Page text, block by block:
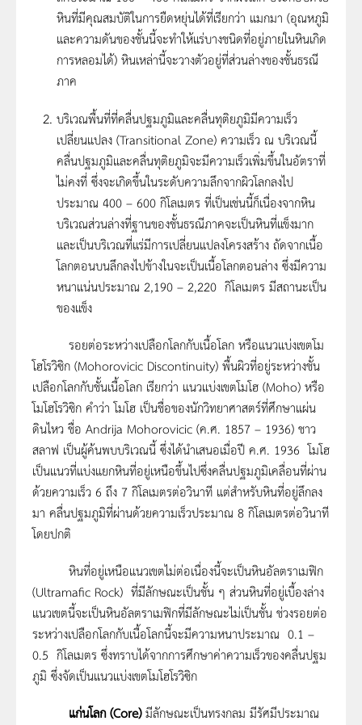
หินที่มีคุณสมบัติในการยืดหยุ่นได้ที่เรียกว่า แมกมา (อุณหภูมิ
และความดันของชั้นนี้จะทำให้แร่บางชนิดที่อยู่ภายในหินเกิด
การหลอมได้) หินเหล่านี้จะวางตัวอยู่ที่ส่วนล่างของชั้นธรณี
ภาค
บริเวณพื้นที่ที่คลื่นปฐมภูมิและคลื่นทุติยภูมิมีความเร็ว
เปลี่ยนแปลง (Transitional Zone) ความเร็ว ณ บริเวณนี้
คลื่นปฐมภูมิและคลื่นทุติยภูมิจะมีความเร็วเพิ่มขึ้นในอัตราที่
ไม่คงที่ ซึ่งจะเกิดขึ้นในระดับความลึกจากผิวโลกลงไป
ประมาณ 400 – 600 กิโลเมตร ที่เป็นเช่นนี้ก็เนื่องจากหิน
บริเวณส่วนล่างที่ฐานของชั้นธรณีภาคจะเป็นหินที่แข็งมาก
และเป็นบริเวณที่แร่มีการเปลี่ยนแปลงโครงสร้าง ถัดจากเนื้อ
โลกตอนบนลึกลงไปข้างในจะเป็นเนื้อโลกตอนล่าง ซึ่งมีความ
หนาแน่นประมาณ 2,190 – 2,220 กิโลเมตร มีสถานะเป็น
ของแข็ง
รอยต่อระหว่างเปลือกโลกกับเนื้อโลก หรือแนวแบ่งเขตโม
โฮโรวิซิก (Mohorovicic Discontinuity) พื้นผิวที่อยู่ระหว่างชั้น
เปลือกโลกกับชั้นเนื้อโลก เรียกว่า แนวแบ่งเขตโมโฮ (Moho) หรือ
โมโฮโรวิซิก คำว่า โมโฮ เป็นชื่อของนักวิทยาศาสตร์ที่ศึกษาแผ่น
ดินไหว ชื่อ Andrija Mohorovicic (ค.ศ. 1857 – 1936) ชาว
สลาฟ เป็นผู้ค้นพบบริเวณนี้ ซึ่งได้นำเสนอเมื่อปี ค.ศ. 1936 โมโฮ
เป็นแนวที่แบ่งแยกหินที่อยู่เหนือขึ้นไปซึ่งคลื่นปฐมภูมิเคลื่อนที่ผ่าน
ด้วยความเร็ว 6 ถึง 7 กิโลเมตรต่อวินาที แต่สำหรับหินที่อยู่ลึกลง
มา คลื่นปฐมภูมิที่ผ่านด้วยความเร็วประมาณ 8 กิโลเมตรต่อวินาที
โดยปกติ
หินที่อยู่เหนือแนวเขตไม่ต่อเนื่องนี้จะเป็นหินอัลตราเมฟิก
(Ultramafic Rock) ที่มีลักษณะเป็นชั้น ๆ ส่วนหินที่อยู่เบื้องล่าง
แนวเขตนี้จะเป็นหินอัลตราเมฟิกที่มีลักษณะไม่เป็นชั้น ช่วงรอยต่อ
ระหว่างเปลือกโลกกับเนื้อโลกนี้จะมีความหนาประมาณ 0.1 –
0.5 กิโลเมตร ซึ่งทราบได้จากการศึกษาค่าความเร็วของคลื่นปฐม
ภูมิ ซึ่งจัดเป็นแนวแบ่งเขตโมโฮโรวิซิก
แก่นโลก(Core)มีลักษณะเป็นทรงกลม มีรัศมีประมาณ